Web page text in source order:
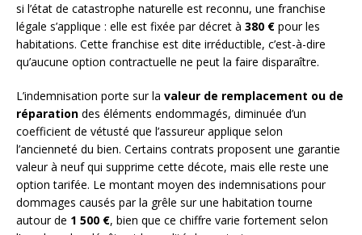
si l’état de catastrophe naturelle est reconnu, une franchise
légale s’applique : elle est fixée par décret à 380 € pour les
habitations. Cette franchise est dite irréductible, c’est-à-dire
qu’aucune option contractuelle ne peut la faire disparaître.
L’indemnisation porte sur la valeur de remplacement ou de
réparation des éléments endommagés, diminuée d’un
coefficient de vétusté que l’assureur applique selon
l’ancienneté du bien. Certains contrats proposent une garantie
valeur à neuf qui supprime cette décote, mais elle reste une
option tarifée. Le montant moyen des indemnisations pour
dommages causés par la grêle sur une habitation tourne
autour de 1 500 €, bien que ce chiffre varie fortement selon